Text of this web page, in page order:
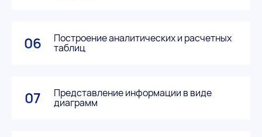
06 Построение аналитических и расчетных
таблиц
07 Представление информации в виде
диаграмм